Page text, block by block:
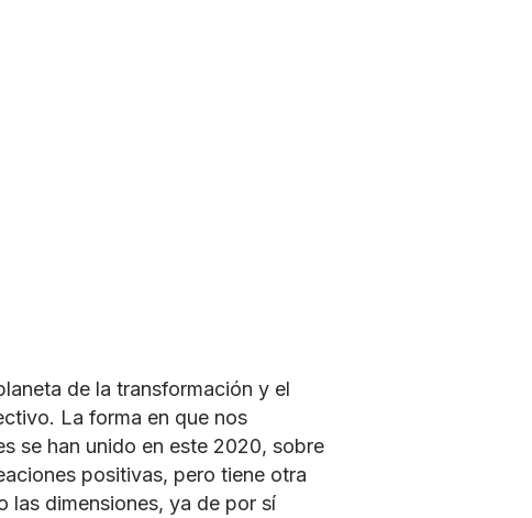
de la transformación y el
La forma en que nos
se han unido en este 2020, sobre
positivas, pero tiene otra
las dimensiones, ya de por sí